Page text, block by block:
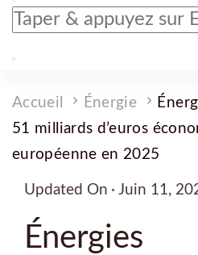
Vous
recherchiez
?
Accueil Énergie
51 milliards d’euros
européenne en 2025
Updated On Juin 11,
Énergies